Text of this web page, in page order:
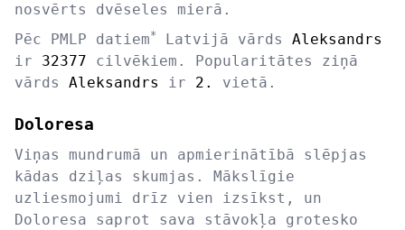
nosvērts dvēseles mierā.
Pēc PMLP datiem* Latvijā vārds Aleksandrs
ir 32377 cilvēkiem. Popularitātes ziņā
vārds Aleksandrs ir 2. vietā.
Doloresa
Viņas mundrumā un apmierinātībā slēpjas
kādas dziļas skumjas. Mākslīgie
uzliesmojumi drīz vien izsīkst, un
Doloresa saprot sava stāvokļa grotesko